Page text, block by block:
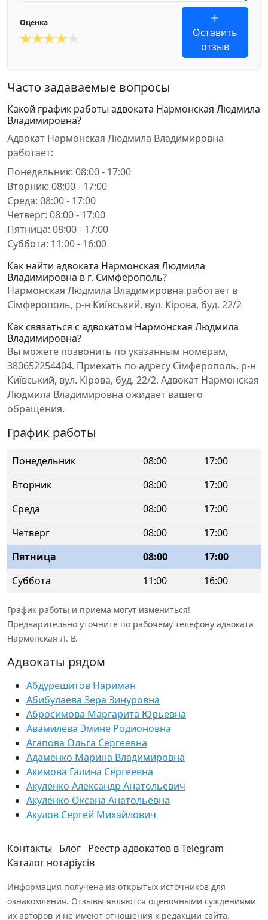
Оценка
Оставить
отзыв
Часто задаваемые вопросы
Какой график работы адвоката Нармонская Людмила
Владимировна?
Адвокат Нармонская Людмила Владимировна
работает:
Понедельник: 08:00 - 17:00
Вторник: 08:00 - 17:00
Среда: 08:00 - 17:00
Четверг: 08:00 - 17:00
Пятница: 08:00 - 17:00
Суббота: 11:00 - 16:00
Как найти адвоката Нармонская Людмила
Владимировна в г. Симферополь?
Нармонская Людмила Владимировна работает в
Сімферополь, р-н Київський, вул. Кірова, буд. 22/2
Как связаться с адвокатом Нармонская Людмила
Владимировна?
Вы можете позвонить по указанным номерам,
380652254404. Приехать по адресу Сімферополь, р-н
Київський, вул. Кірова, буд. 22/2. Адвокат Нармонская
Людмила Владимировна ожидает вашего
обращения.
График работы
Понедельник 08:00
17:00
Вторник
08:00
17:00
Среда
08:00
17:00
Четверг
08:00
17:00
Пятница
08:00
17:00
Суббота
11:00 16:00
График работы и приема могут измениться!
Предварительно уточните по рабочему телефону адвоката
Нармонская Л. В.
Адвокаты рядом
Абдурешитов Нариман
Абибулаева Зера Зинуровна
Абросимова Маргарита Юрьевна
Авамилева Эмине Родионовна
Агапова Ольга Сергеевна
Адаменко Марина Владимировна
Акимова Галина Сергеевна
Акуленко Александр Анатольевич
Акуленко Оксана Анатольевна
Акулов Сергей Михайлович
Контакты Блог Реестр адвокатов в Telegram
Каталог нотаріусів
Информация получена из открытых источников для
ознакомления. Отзывы являются оценочными суждениями
их авторов и не имеют отношения к редакции сайта.